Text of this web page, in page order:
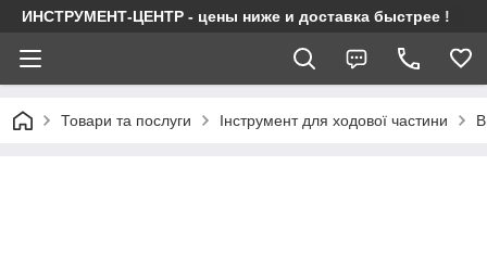
ИНСТРУМЕНТ-ЦЕНТР - цены ниже и доставка быстрее !
Товари та послуги Інструмент для ходової частини